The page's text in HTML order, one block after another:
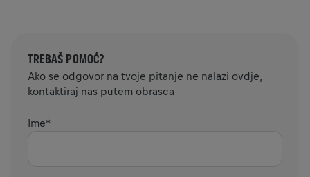
TREBAŠ POMOĆ?
Ako se odgovor na tvoje pitanje ne nalazi ovdje,
kontaktiraj nas putem obrasca
Ime*